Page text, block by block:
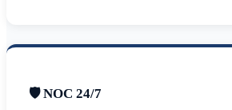
🛡️ NOC 24/7